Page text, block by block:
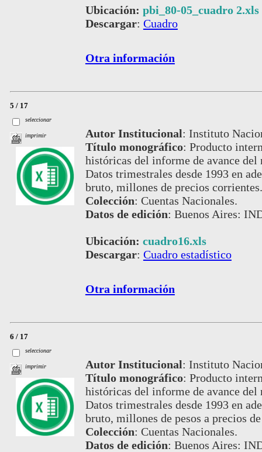
Ubicación: pbi_80-05_cuadro 2.xls
Descargar: Cuadro
Otra información
5 / 17
seleccionar
imprimir Autor Institucional: Instituto
Título monográfico: Producto
históricas del informe de avance
Datos trimestrales desde 1993 en
bruto, millones de precios corrientes.
Colección: Cuentas Nacionales.
Datos de edición: Buenos Aires:
Ubicación: cuadro16.xls
Descargar: Cuadro estadístico
Otra información
6 / 17
seleccionar
imprimir Autor Institucional: Instituto
Título monográfico: Producto
históricas del informe de avance
Datos trimestrales desde 1993 en
bruto, millones de pesos a precios
Colección: Cuentas Nacionales.
Datos de edición: Buenos Aires: